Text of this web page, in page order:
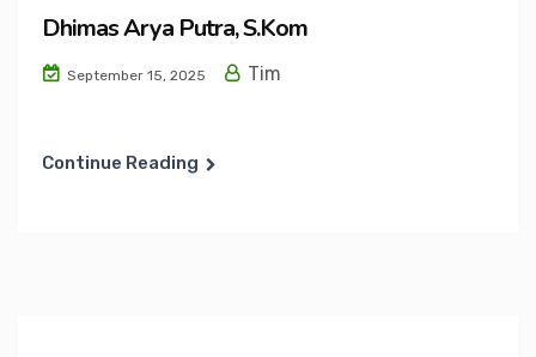
Dhimas Arya Putra, S.Kom
September 15, 2025 Tim
Continue Reading